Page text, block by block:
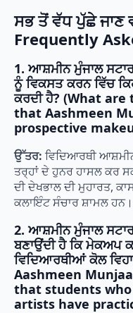
ਸਭ ਤੋਂ ਵੱਧ ਪੁੱਛੇ ਜਾਣ
Frequently
1. ਆਸ਼ਮੀਨ ਮੁੰਜਾਲ
ਨੂੰ ਵਿਕਸਤ ਕਰਨ ਵਿੱਚ
ਕਰਦੀ ਹੈ? (What
that Aashmeen
prospective
ਉੱਤਰ: ਵਿਦਿਆਰਥੀ
ਤਰ੍ਹਾਂ ਦੇ ਹੁਨਰ ਹਾਸਲ ਕਰ
ਦੀ ਦੇਖਭਾਲ ਦੀ ਮੁਹਾਰਤ,
ਕਲਾਇੰਟ ਸੰਚਾਰ ਸ਼ਾਮਲ ਹਨ।
2. ਆਸ਼ਮੀਨ ਮੁੰਜਾਲ
ਬਣਾਉਂਦੀ ਹੈ ਕਿ ਮੇਕਅਪ
ਵਿਦਿਆਰਥੀਆਂ ਕੋਲ
Aashmeen
that students
artists have